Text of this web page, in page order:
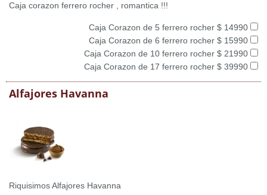
Caja corazon ferrero rocher , romantica !!!
Caja Corazon de 5 ferrero rocher $ 14990
Caja Corazon de 6 ferrero rocher $ 15990
Caja Corazon de 10 ferrero rocher $ 21990
Caja Corazon de 17 ferrero rocher $ 39990
Alfajores Havanna
Riquisimos Alfajores Havanna